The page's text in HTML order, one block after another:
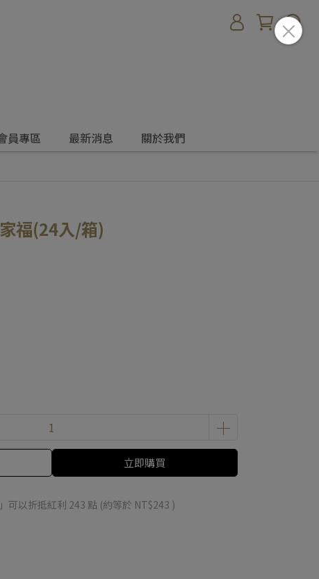
員專區 最新消息 關於我們
福(24入/箱)
立即購買
可以折抵紅利 243 點 (約等於 NT$243 )